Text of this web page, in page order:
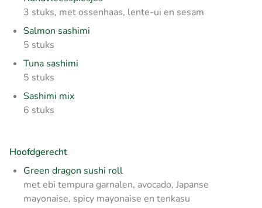
3 stuks, met ossenhaas, lente-ui en sesam
Salmon sashimi
5 stuks
Tuna sashimi
5 stuks
Sashimi mix
6 stuks
Hoofdgerecht
Green dragon sushi roll
met ebi tempura garnalen, avocado, Japanse
mayonaise, spicy mayonaise en tenkasu